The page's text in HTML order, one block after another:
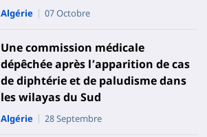
Algérie 07 Octobre
Une commission médicale
dépêchée après l’apparition de cas
de diphtérie et de paludisme dans
les wilayas du Sud
Algérie 28 Septembre